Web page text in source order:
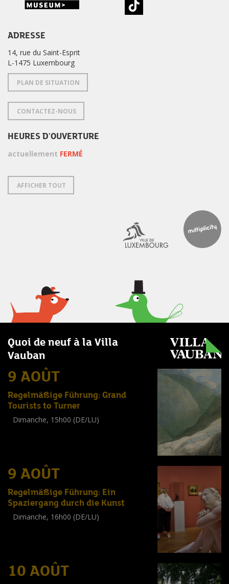
ADRESSE
14, rue du Saint-Esprit
L-1475 Luxembourg
PLAN DE SITUATION
CONTACTEZ-NOUS
HEURES D'OUVERTURE
actuellement FERMÉ
AFFICHER TOUT
Quoi de neuf à la Villa
Vauban
9 AOÛT
Regelmäßige Führung: Grand
Tourists to Turner
Dimanche, 15h00 (DE/LU)
9 AOÛT
Regelmäßige Führung: Ein
Spaziergang durch die Kunst
Dimanche, 16h00 (DE/LU)
10 AOÛT